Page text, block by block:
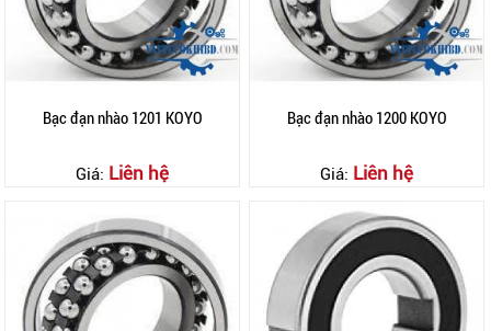
Bạc đạn nhào 1201 KOYO
Giá: Liên hệ
Bạc đạn nhào 1200 KOYO
Giá: Liên hệ